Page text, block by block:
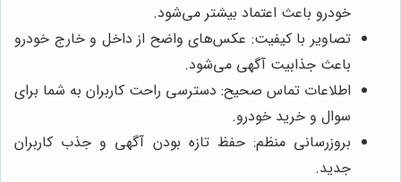
خودرو باعث اعتماد بیشتر می‌شود.
تصاویر با کیفیت: عکس‌های واضح از داخل و خارج خودرو
باعث جذابیت آگهی می‌شود.
اطلاعات تماس صحیح: دسترسی راحت کاربران به شما برای
سوال و خرید خودرو.
بروزرسانی منظم: حفظ تازه بودن آگهی و جذب کاربران
جدید.